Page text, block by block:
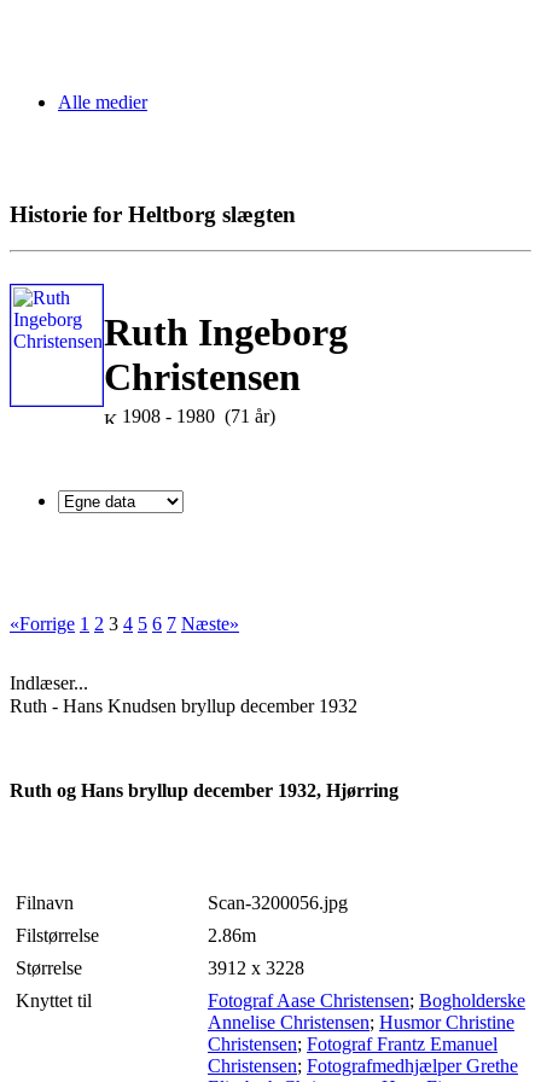
Alle medier
Historie for Heltborg slægten
Ruth Ingeborg
Christensen
1908 - 1980 (71 år)
«Forrige 1 2 3 4 5 6 7 Næste»
Indlæser...
Ruth - Hans Knudsen bryllup december 1932
Ruth og Hans bryllup december 1932, Hjørring
Filnavn
Scan-3200056.jpg
Filstørrelse
2.86m
Størrelse
3912 x 3228
Knyttet til
Fotograf Aase Christensen; Bogholderske
Annelise Christensen; Husmor Christine
Christensen; Fotograf Frantz Emanuel
Christensen; Fotografmedhjælper Grethe